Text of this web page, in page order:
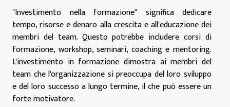
"Investimento nella formazione" significa dedicare
tempo, risorse e denaro alla crescita e all'educazione dei
membri del team. Questo potrebbe includere corsi di
formazione, workshop, seminari, coaching e mentoring.
L'investimento in formazione dimostra ai membri del
team che l'organizzazione si preoccupa del loro sviluppo
e del loro successo a lungo termine, il che può essere un
forte motivatore.